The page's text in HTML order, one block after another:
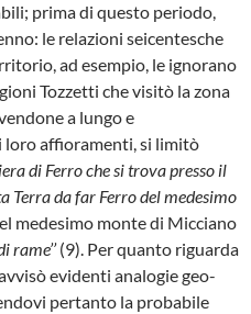
prima di questo pe­riodo,
le relazioni seicentesche
ad esempio, le ignorano
Tozzetti che visitò la zona
a lungo e
loro affioramenti, si limitò
di Ferro che si trova presso il
Terra da far Ferro del medesimo
medesimo monte di Micciano
rame’’(9). Per quanto riguarda
evidenti analogie geo­
pertan­to la probabile